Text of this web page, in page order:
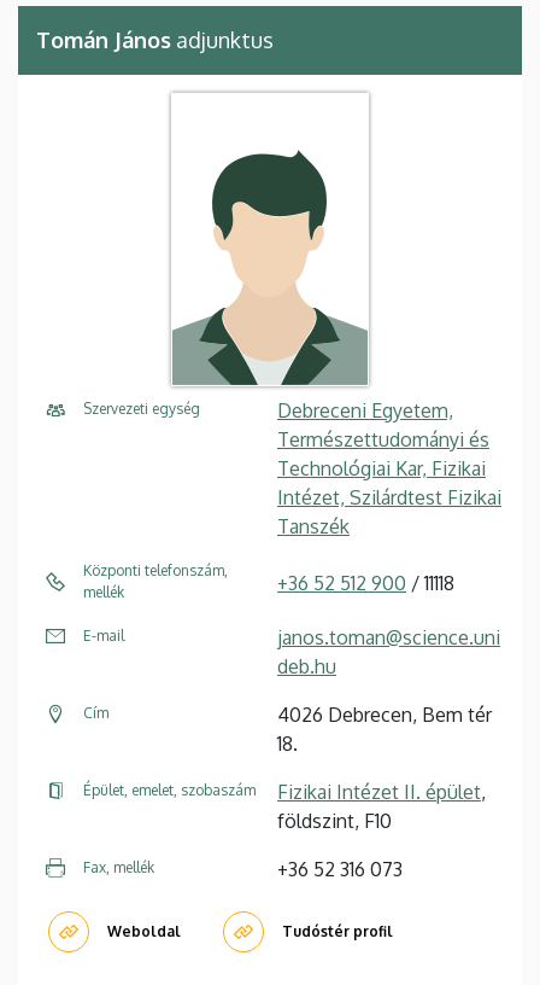
Tomán János adjunktus
Szervezeti egység
Debreceni Egyetem,
Természettudományi és
Technológiai Kar, Fizikai
Intézet, Szilárdtest Fizikai
Tanszék
Központi telefonszám,
mellék
+36 52 512 900 / 11118
E-mail
janos.toman@science.uni
deb.hu
Cím
4026 Debrecen, Bem tér
18.
Épület, emelet, szobaszám Fizikai Intézet II. épület,
földszint, F10
Fax, mellék +36 52 316 073
Weboldal Tudóstér profil